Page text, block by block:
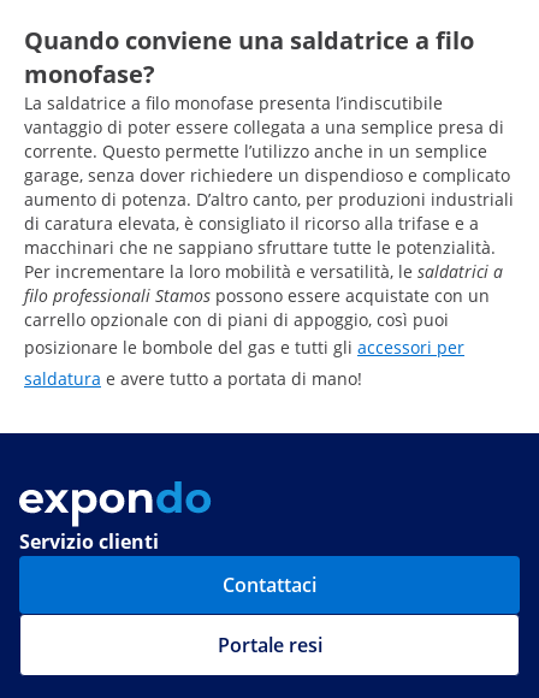
Quando conviene una saldatrice a filo
monofase?
La saldatrice a filo monofase presenta l’indiscutibile
vantaggio di poter essere collegata a una semplice presa di
corrente. Questo permette l’utilizzo anche in un semplice
garage, senza dover richiedere un dispendioso e complicato
aumento di potenza. D’altro canto, per produzioni industriali
di caratura elevata, è consigliato il ricorso alla trifase e a
macchinari che ne sappiano sfruttare tutte le potenzialità.
Per incrementare la loro mobilità e versatilità, le saldatrici a
filo professionali Stamos possono essere acquistate con un
carrello opzionale con di piani di appoggio, così puoi
posizionare le bombole del gas e tutti gli accessori per
saldatura e avere tutto a portata di mano!
Servizio clienti
Contattaci
Portale resi